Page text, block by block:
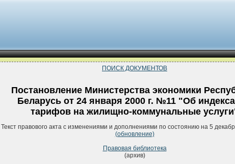
ПОИСК ДОКУМЕНТОВ
Постановление Министерства экономики
Беларусь от 24 января 2000 г. №11 "Об
тарифов на жилищно-коммунальные
Текст правового акта с изменениями и дополнениями по состоянию на 5
(обновление)
Правовая библиотека
(архив)